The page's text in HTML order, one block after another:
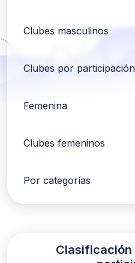
Clubes masculinos
Clubes por participación
Femenina
Clubes femeninos
Por categorías
Clasificación